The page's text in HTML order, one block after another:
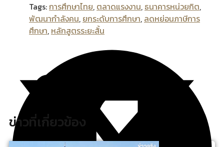
Tags:การศึกษาไทย, ตลาดแรงงาน, ธนาคารหน่วยกิต,
พัฒนากำลังคน, ยกระดับการศึกษา, ลดหย่อนภาษีการ
ศึกษา, หลักสูตรระยะสั้น
ข่าวที่เกี่ยวข้อง